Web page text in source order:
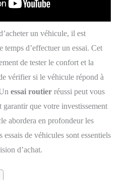
un véhicule, il est
temps d’effectuer un essai. Cet
de tester le confort et la
vérifier si le véhicule répond à
essai routier réussi peut vous
garantir que votre investissement
abordera en profondeur les
essais de véhicules sont essentiels
d’achat.